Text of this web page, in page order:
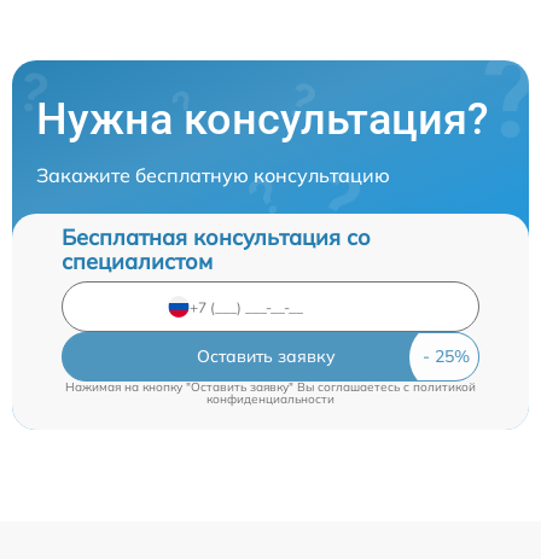
Нужна консультация?
Закажите бесплатную консультацию
Бесплатная консультация со
специалистом
Оставить заявку
Нажимая на кнопку "Оставить заявку" Вы соглашаетесь c политикой
конфиденциальности